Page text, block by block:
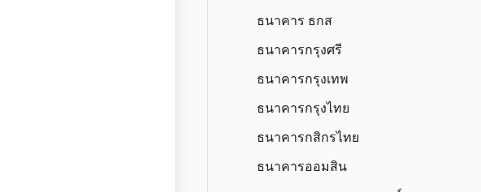
ธนาคาร ธกส
ธนาคารกรุงศรี
ธนาคารกรุงเทพ
ธนาคารกรุงไทย
ธนาคารกสิกรไทย
ธนาคารออมสิน